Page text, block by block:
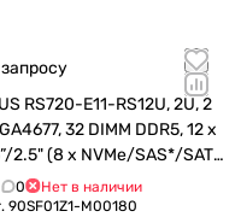
RS720-E11-RS12U, 2U, 2
32 DIMM DDR5, 12 x
2.5" (8 x NVMe/SAS*/SATA
SATA hs), 2x M.2 slot
2x10Gbe (90SF01Z1-
0
Нет в наличии
90SF01Z1-M00180